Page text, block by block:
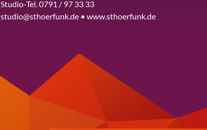
Studio-Tel. 0791 / 97 33 33
studio@sthoerfunk.de • www.sthoerfunk.de